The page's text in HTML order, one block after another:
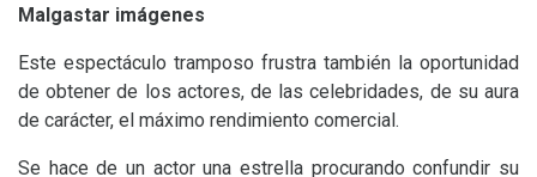
Malgastar imágenes
Este espectáculo tramposo frustra también la oportunidad
de obtener de los actores, de las celebridades, de su aura
de carácter, el máximo rendimiento comercial.
Se hace de un actor una estrella procurando confundir su